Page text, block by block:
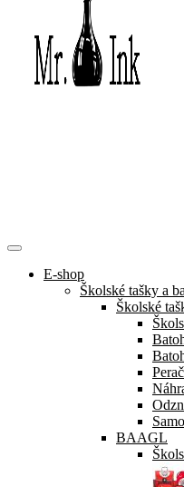
E-shop
Školské tašky a
Školské
BAAGL